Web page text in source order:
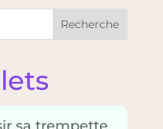
Recherche